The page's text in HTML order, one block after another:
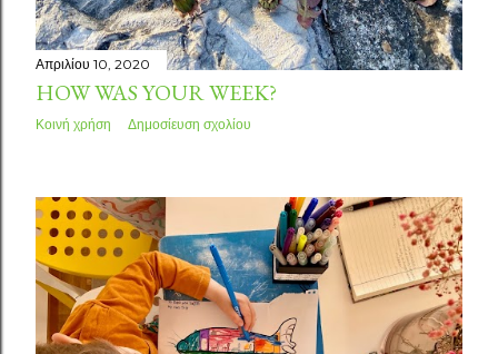
Απριλίου 10, 2020
HOW WAS YOUR WEEK?
Κοινή χρήση Δημοσίευση σχολίου